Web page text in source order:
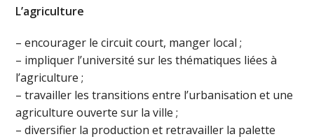
L’agriculture
– encourager le circuit court, manger local ;
– impliquer l’université sur les thématiques liées à
l’agriculture ;
– travailler les transitions entre l’urbanisation et une
agriculture ouverte sur la ville ;
– diversifier la production et retravailler la palette